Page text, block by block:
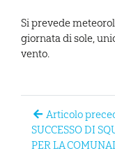
Si prevede
giornata di sole,
vento.
Articolo
SUCCESSO DI
PER LA